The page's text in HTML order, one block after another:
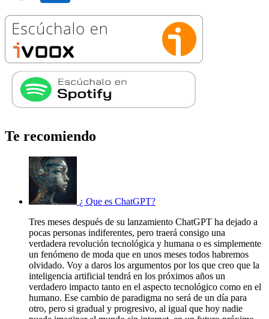
Te recomiendo
¿ Que es ChatGPT?
Tres meses después de su lanzamiento ChatGPT ha dejado a
pocas personas indiferentes, pero traerá consigo una
verdadera revolución tecnológica y humana o es simplemente
un fenómeno de moda que en unos meses todos habremos
olvidado. Voy a daros los argumentos por los que creo que la
inteligencia artificial tendrá en los próximos años un
verdadero impacto tanto en el aspecto tecnológico como en el
humano. Ese cambio de paradigma no será de un día para
otro, pero si gradual y progresivo, al igual que hoy nadie